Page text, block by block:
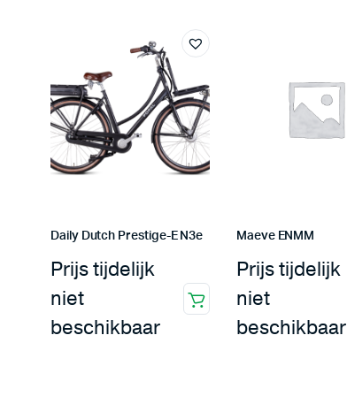
Daily Dutch Prestige-E N3e
Prijs tijdelijk
niet
beschikbaar
Maeve ENMM
Prijs tijdelijk
niet
beschikbaar